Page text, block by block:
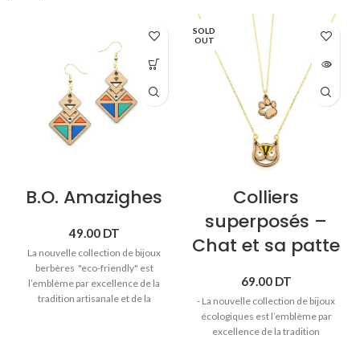
B.O. Amazighes
49.00 DT
La nouvelle collection de bijoux
berbères "eco-friendly" est
l’emblème par excellence de la
tradition artisanale et de la
SOLD
OUT
Colliers
superposés –
Chat et sa patte
69.00 DT
- La nouvelle collection de bijoux
écologiques est l’emblème par
excellence de la tradition